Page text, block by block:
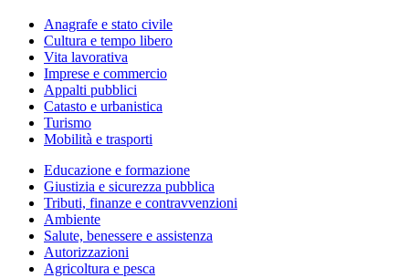
Anagrafe e stato civile
Cultura e tempo libero
Vita lavorativa
Imprese e commercio
Appalti pubblici
Catasto e urbanistica
Turismo
Mobilità e trasporti
Educazione e formazione
Giustizia e sicurezza pubblica
Tributi, finanze e contravvenzioni
Ambiente
Salute, benessere e assistenza
Autorizzazioni
Agricoltura e pesca